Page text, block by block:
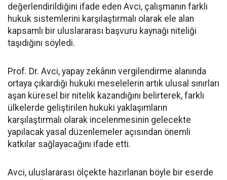
değerlendirildiğini ifade eden Avci, çalışmanın farklı
hukuk sistemlerini karşılaştırmalı olarak ele alan
kapsamlı bir uluslararası başvuru kaynağı niteliği
taşıdığını söyledi.
Prof. Dr. Avci, yapay zekânın vergilendirme alanında
ortaya çıkardığı hukuki meselelerin artık ulusal sınırları
aşan küresel bir nitelik kazandığını belirterek, farklı
ülkelerde geliştirilen hukuki yaklaşımların
karşılaştırmalı olarak incelenmesinin gelecekte
yapılacak yasal düzenlemeler açısından önemli
katkılar sağlayacağını ifade etti.
Avci, uluslararası ölçekte hazırlanan böyle bir eserde